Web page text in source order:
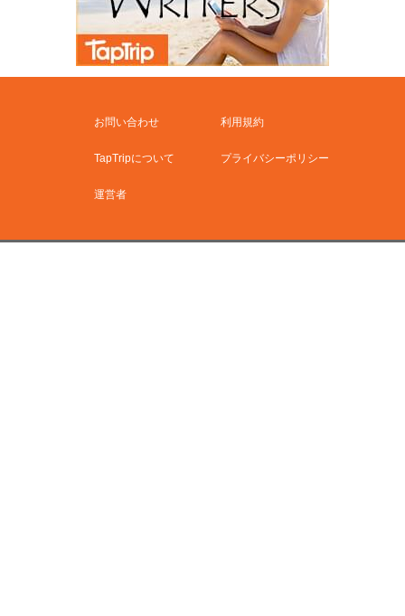
お問い合わせ 利用規約
TapTripについて プライバシーポリシー
運営者